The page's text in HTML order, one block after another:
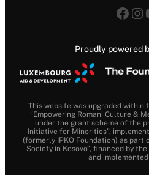
Proudly powered
This website was upgraded
“Empowering Romani Culture &
under the grant scheme of the
Initiative for Minorities”,
(formerly IPKO Foundation) as part
Society in Kosovo”, financed by
and implemented